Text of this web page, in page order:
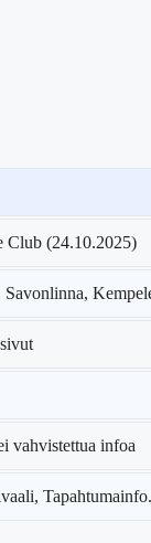
Club (24.10.2025)
Savonlinna,
vahvistettua infoa